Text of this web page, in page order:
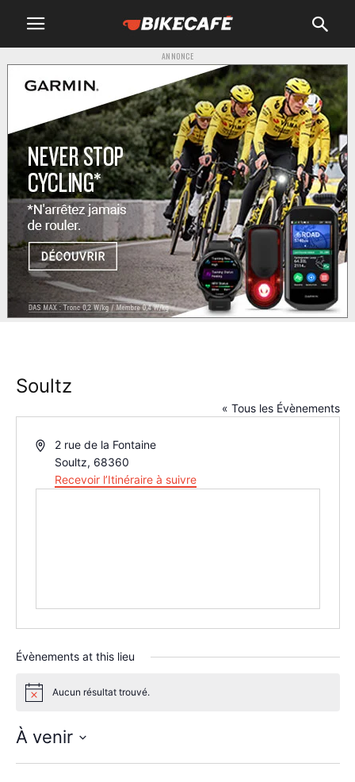
ANNONCE
Soultz
« Tous les Évènements
Adresse2 rue de la Fontaine
Soultz, 68360
Recevoir l’Itinéraire à suivre
Évènements at this lieu
NoticeAucun résultat trouvé.
À venir